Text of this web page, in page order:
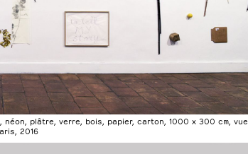
plâtre, verre, bois, papier, carton, 1000 x 300 cm, vue
2016